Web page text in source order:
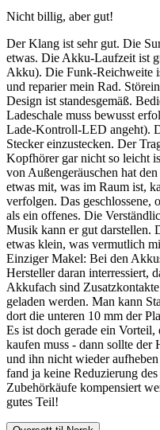
Nicht billig, aber gut!
Der Klang ist sehr gut. Die
etwas. Die Akku-Laufzeit ist
Akku). Die Funk-Reichweite
und reparier mein Rad.
Design ist standesgemäß.
Ladeschale muss bewusst
Lade-Kontroll-LED angeht).
Stecker einzustecken. Der
Kopfhörer gar nicht so leicht
von Außengeräuschen hat
etwas mit, was im Raum ist,
verfolgen. Das geschlossene,
als ein offenes. Die
Musik kann er gut darstellen.
etwas klein, was vermutlich
Einziger Makel: Bei den
Hersteller daran interressiert,
Akkufach sind
geladen werden. Man kann
dort die unteren 10 mm der
Es ist doch gerade ein
kaufen muss - dann sollte der
und ihn nicht wieder
fand ja keine Reduzierung
Zubehörkäufe kompensiert
gutes Teil!